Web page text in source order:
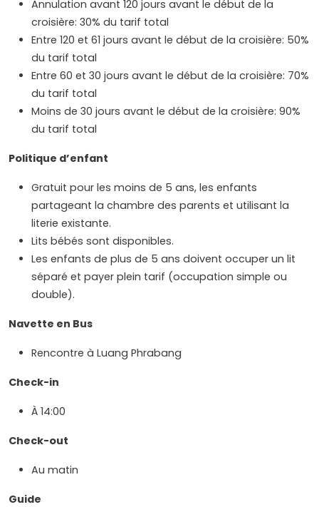
Annulation avant 120 jours avant le début de la
croisière: 30% du tarif total
Entre 120 et 61 jours avant le début de la croisière: 50%
du tarif total
Entre 60 et 30 jours avant le début de la croisière: 70%
du tarif total
Moins de 30 jours avant le début de la croisière: 90%
du tarif total
Politique d’enfant
Gratuit pour les moins de 5 ans, les enfants
partageant la chambre des parents et utilisant la
literie existante.
Lits bébés sont disponibles.
Les enfants de plus de 5 ans doivent occuper un lit
séparé et payer plein tarif (occupation simple ou
double).
Navette en Bus
Rencontre à Luang Phrabang
Check-in
À 14:00
Check-out
Au matin
Guide